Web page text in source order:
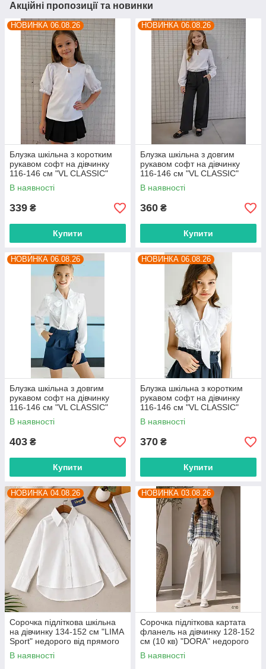
Акційні пропозиції та новинки
НОВИНКА 06.08.26
Блузка шкільна з коротким
рукавом софт на дівчинку
116-146 см "VL CLASSIC"
недорого від прямого
постачальника
В наявності
339 ₴
Купити
НОВИНКА 06.08.26
Блузка шкільна з довгим
рукавом софт на дівчинку
116-146 см "VL CLASSIC"
недорого від прямого
постачальника
В наявності
360 ₴
Купити
НОВИНКА 06.08.26
Блузка шкільна з довгим
рукавом софт на дівчинку
116-146 см "VL CLASSIC"
недорого від прямого
постачальника
В наявності
403 ₴
Купити
НОВИНКА 06.08.26
Блузка шкільна з коротким
рукавом софт на дівчинку
116-146 см "VL CLASSIC"
недорого від прямого
постачальника
В наявності
370 ₴
Купити
НОВИНКА 04.08.26
Сорочка підліткова шкільна
на дівчинку 134-152 см "LIMA
Sport" недорого від прямого
постачальника
В наявності
НОВИНКА 03.08.26
Сорочка підліткова картата
фланель на дівчинку 128-152
см (10 кв) "DORA" недорого
від прямого постачальника
В наявності